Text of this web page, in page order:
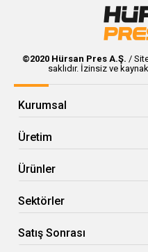
©2020 Hürsan Pres A.Ş. /
saklıdır. İzinsiz ve
Kurumsal
Üretim
Ürünler
Sektörler
Satış Sonrası